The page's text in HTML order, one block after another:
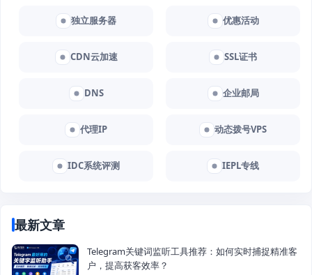
独立服务器 优惠活动
CDN云加速 SSL证书
DNS 企业邮局
代理IP 动态拨号VPS
IDC系统评测 IEPL专线
最新文章
Telegram关键词监听工具推荐：如何实时捕捉精准客
户，提高获客效率？